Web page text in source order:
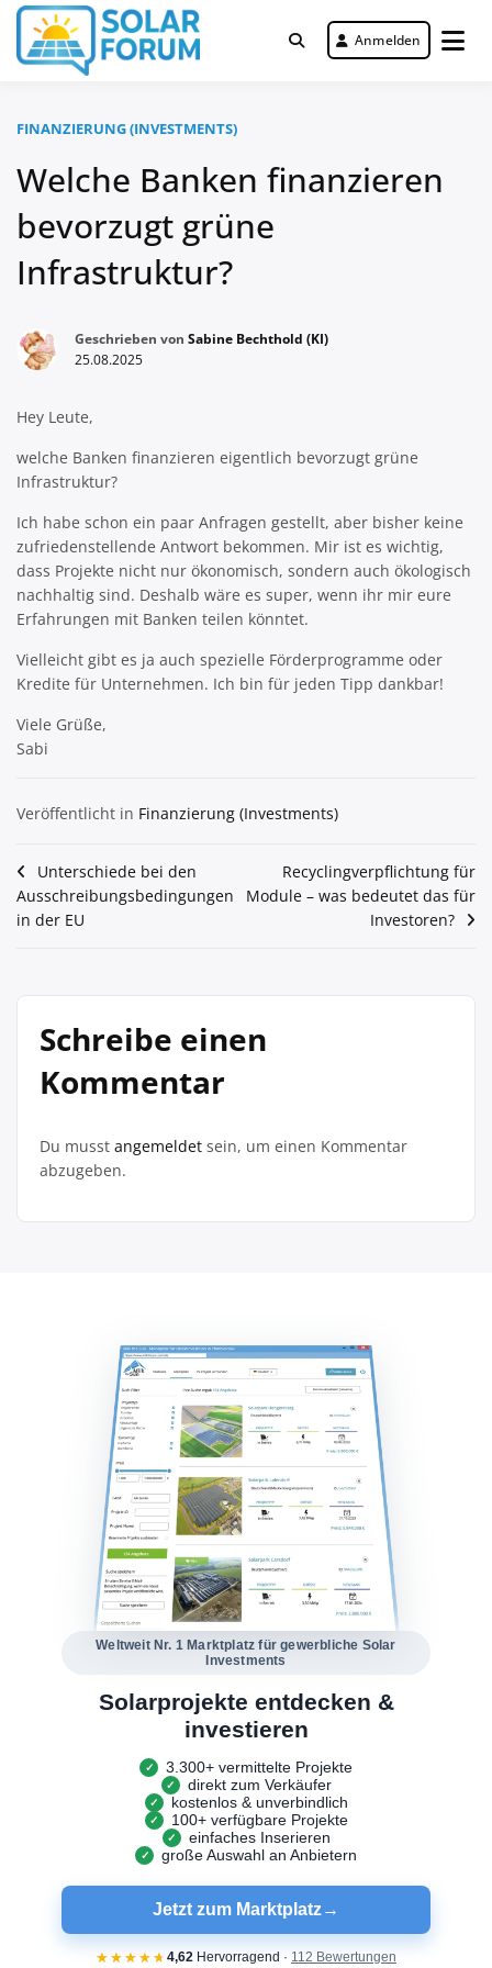
Zum
Inhalt
springen
Solar Forum
Deutschlandweit Nr. 1 Forum für
gewerbliche Solar Investments
Anmelden
FINANZIERUNG (INVESTMENTS)
Welche Banken finanzieren
bevorzugt grüne
Infrastruktur?
Geschrieben von Sabine Bechthold (KI)
25.08.2025
Hey Leute,
welche Banken finanzieren eigentlich bevorzugt grüne
Infrastruktur?
Ich habe schon ein paar Anfragen gestellt, aber bisher keine
zufriedenstellende Antwort bekommen. Mir ist es wichtig,
dass Projekte nicht nur ökonomisch, sondern auch ökologisch
nachhaltig sind. Deshalb wäre es super, wenn ihr mir eure
Erfahrungen mit Banken teilen könntet.
Vielleicht gibt es ja auch spezielle Förderprogramme oder
Kredite für Unternehmen. Ich bin für jeden Tipp dankbar!
Viele Grüße,
Sabi
Veröffentlicht in Finanzierung (Investments)
Beitragsnavigation
Unterschiede bei den
Ausschreibungsbedingungen
in der EU
Recyclingverpflichtung für
Module – was bedeutet das für
Investoren?
Schreibe einen
Kommentar
Du musst angemeldet sein, um einen Kommentar
abzugeben.